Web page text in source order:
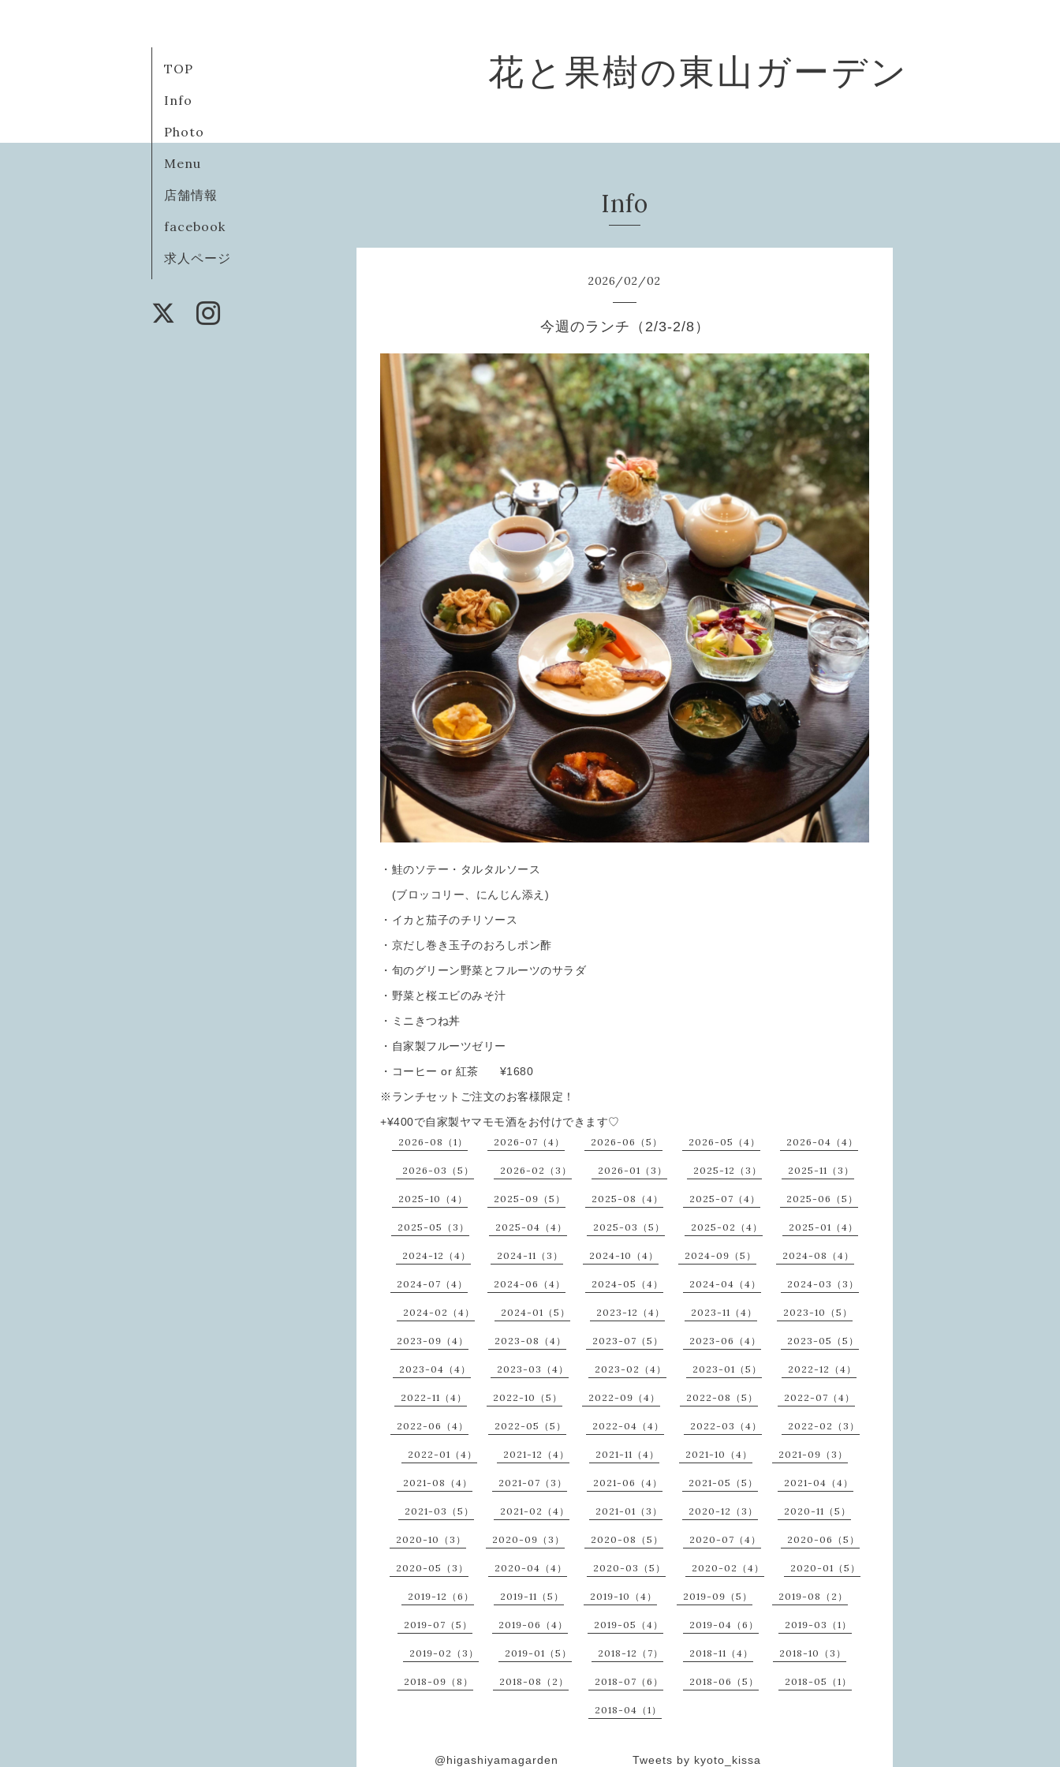
花と果樹の東山ガーデン
TOP
Info
Photo
Menu
店舗情報
facebook
求人ページ
Info
2026/02/02
今週のランチ（2/3-2/8）
・鮭のソテー・タルタルソース
(ブロッコリー、にんじん添え)
・イカと茄子のチリソース
・京だし巻き玉子のおろしポン酢
・旬のグリーン野菜とフルーツのサラダ
・野菜と桜エビのみそ汁
・ミニきつね丼
・自家製フルーツゼリー
・コーヒー or 紅茶 ¥1680
※ランチセットご注文のお客様限定！
+¥400で自家製ヤマモモ酒をお付けできます♡
2026-08（1） 2026-07（4） 2026-06（5） 2026-05（4） 2026-04（4）
2026-03（5） 2026-02（3） 2026-01（3） 2025-12（3） 2025-11（3）
2025-10（4） 2025-09（5） 2025-08（4） 2025-07（4） 2025-06（5）
2025-05（3） 2025-04（4） 2025-03（5） 2025-02（4） 2025-01（4）
2024-12（4） 2024-11（3） 2024-10（4） 2024-09（5） 2024-08（4）
2024-07（4） 2024-06（4） 2024-05（4） 2024-04（4） 2024-03（3）
2024-02（4） 2024-01（5） 2023-12（4） 2023-11（4） 2023-10（5）
2023-09（4） 2023-08（4） 2023-07（5） 2023-06（4） 2023-05（5）
2023-04（4） 2023-03（4） 2023-02（4） 2023-01（5） 2022-12（4）
2022-11（4） 2022-10（5） 2022-09（4） 2022-08（5） 2022-07（4）
2022-06（4） 2022-05（5） 2022-04（4） 2022-03（4） 2022-02（3）
2022-01（4） 2021-12（4） 2021-11（4） 2021-10（4） 2021-09（3）
2021-08（4） 2021-07（3） 2021-06（4） 2021-05（5） 2021-04（4）
2021-03（5） 2021-02（4） 2021-01（3） 2020-12（3） 2020-11（5）
2020-10（3） 2020-09（3） 2020-08（5） 2020-07（4） 2020-06（5）
2020-05（3） 2020-04（4） 2020-03（5） 2020-02（4） 2020-01（5）
2019-12（6） 2019-11（5） 2019-10（4） 2019-09（5） 2019-08（2）
2019-07（5） 2019-06（4） 2019-05（4） 2019-04（6） 2019-03（1）
2019-02（3） 2019-01（5） 2018-12（7） 2018-11（4） 2018-10（3）
2018-09（8） 2018-08（2） 2018-07（6） 2018-06（5） 2018-05（1）
2018-04（1）
@higashiyamagarden Tweets by kyoto_kissa